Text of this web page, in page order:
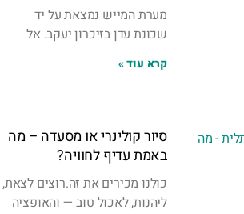
מערת המייש נמצאת על יד
שכונת עדן בזיכרון יעקב. אל
קרא עוד »
סיור קולינרי או מסעדה – מה
באמת עדיף לחוויה?
כולנו מכירים את זה.רוצים לצאת,
ליהנות, לאכול טוב — והאופציה